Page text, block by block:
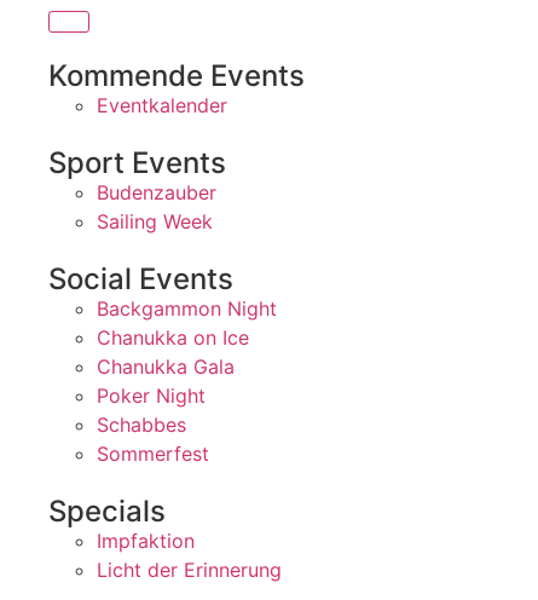
Kommende Events
Eventkalender
Sport Events
Budenzauber
Sailing Week
Social Events
Backgammon Night
Chanukka on Ice
Chanukka Gala
Poker Night
Schabbes
Sommerfest
Specials
Impfaktion
Licht der Erinnerung